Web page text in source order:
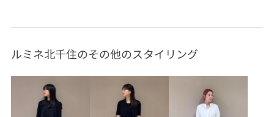
ポリエステル ミニマル ミュール モチーフ
モード リアルレザー ローヒール ワイドシルエット
上品 主役アイテム 伸縮性 大人っぽい 安定感
幅広 抗ピリング 爽やか
ルミネ北千住のその他のスタイリング